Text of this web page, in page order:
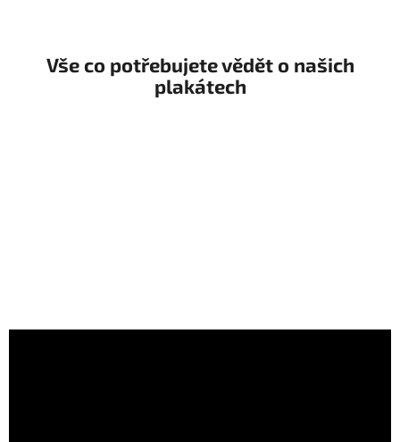
Vše co potřebujete vědět o našich
plakátech